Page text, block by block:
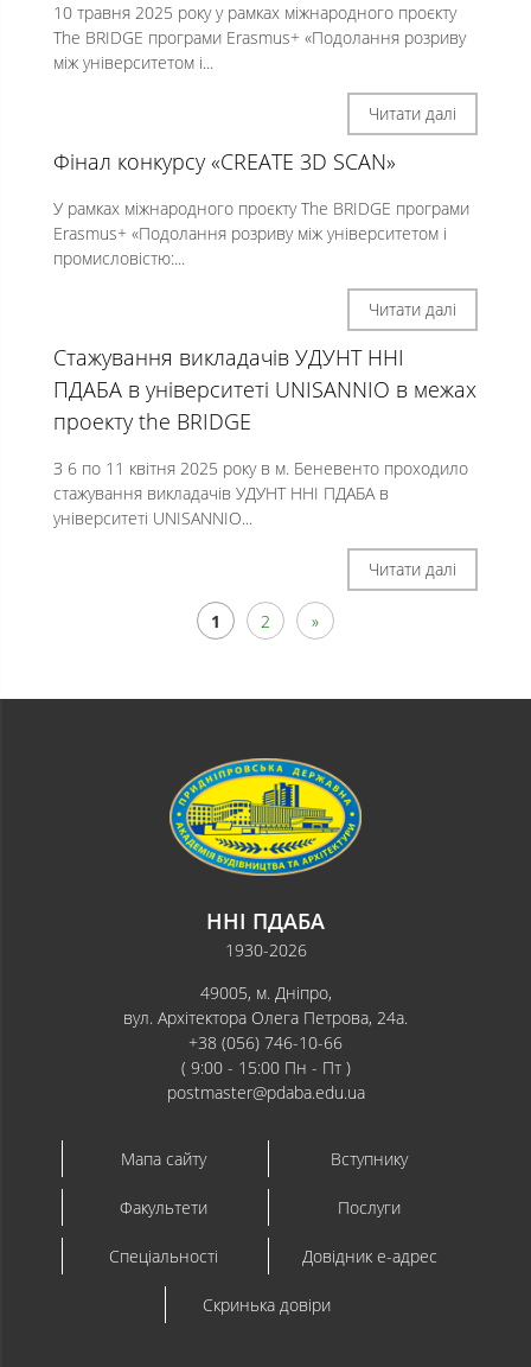
10 травня 2025 року у рамках міжнародного проєкту
The BRIDGE програми Erasmus+ «Подолання розриву
між університетом і...
Читати далі
Фінал конкурсу «CREATE 3D SCAN»
У рамках міжнародного проєкту The BRIDGE програми
Erasmus+ «Подолання розриву між університетом і
промисловістю:...
Читати далі
Стажування викладачів УДУНТ ННІ
ПДАБА в університеті UNISANNIO в межах
проекту the BRIDGE
З 6 по 11 квітня 2025 року в м. Беневенто проходило
стажування викладачів УДУНТ ННІ ПДАБА в
університеті UNISANNIO...
Читати далі
1 2 »
ННІ ПДАБА
1930-2026
49005, м. Дніпро,
вул. Архітектора Олега Петрова, 24а.
+38 (056) 746-10-66
( 9:00 - 15:00 Пн - Пт )
postmaster@pdaba.edu.ua
Мапа сайту Вступнику
Факультети Послуги
Спеціальності Довідник e-адрес
Скринька довіри